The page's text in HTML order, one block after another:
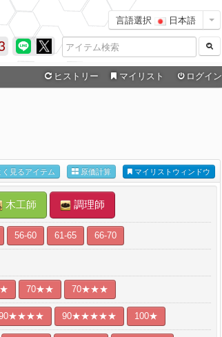
言語選択 日本語
ヒストリー マイリスト ログイン
マイリストウィンドウ
原価計算
く見るアイテム
木工師 調理師
56-60 61-65 66-70
70★★ 70★★★
90★★★★★ 100★